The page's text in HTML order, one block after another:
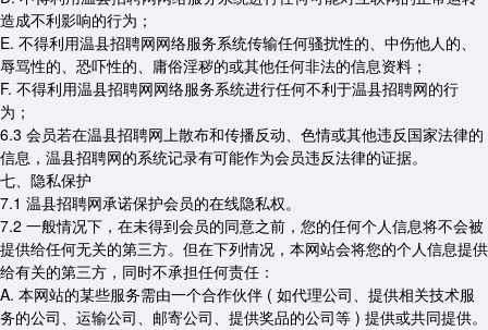
造成不利影响的行为；
E. 不得利用温县招聘网网络服务系统传输任何骚扰性的、中伤他人的、
辱骂性的、恐吓性的、庸俗淫秽的或其他任何非法的信息资料；
F. 不得利用温县招聘网网络服务系统进行任何不利于温县招聘网的行
为；
6.3 会员若在温县招聘网上散布和传播反动、色情或其他违反国家法律的
信息，温县招聘网的系统记录有可能作为会员违反法律的证据。
七、隐私保护
7.1 温县招聘网承诺保护会员的在线隐私权。
7.2 一般情况下，在未得到会员的同意之前，您的任何个人信息将不会被
提供给任何无关的第三方。但在下列情况，本网站会将您的个人信息提供
给有关的第三方，同时不承担任何责任：
A. 本网站的某些服务需由一个合作伙伴 ( 如代理公司、提供相关技术服
务的公司、运输公司、邮寄公司、提供奖品的公司等 ) 提供或共同提供。